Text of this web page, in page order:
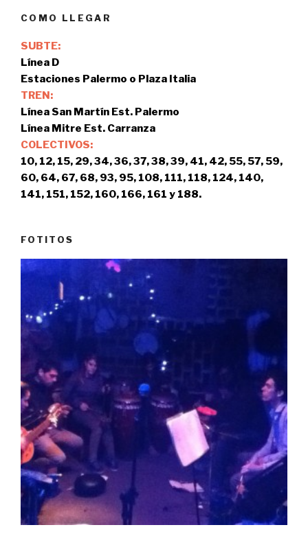
COMO LLEGAR
SUBTE:
Línea D
Estaciones Palermo o Plaza Italia
TREN:
Línea San Martín Est. Palermo
Línea Mitre Est. Carranza
COLECTIVOS:
10, 12, 15, 29, 34, 36, 37, 38, 39, 41, 42, 55, 57, 59,
60, 64, 67, 68, 93, 95, 108, 111, 118, 124, 140,
141, 151, 152, 160, 166, 161 y 188.
FOTITOS